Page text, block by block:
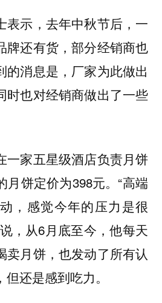
表示，去年中秋节后，一
牌还有货，部分经销商也
的消息是，厂家为此做出
时也对经销商做出了一些
一家五星级酒店负责月饼
月饼定价为398元。“高端
，感觉今年的压力是很
，从6月底至今，他每天
卖月饼，也发动了所有认
还是感到吃力。